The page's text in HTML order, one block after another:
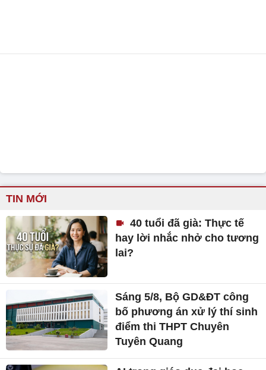
TIN MỚI
40 tuổi đã già: Thực tế
hay lời nhắc nhở cho tương
lai?
Sáng 5/8, Bộ GD&ĐT công
bố phương án xử lý thí sinh
điểm thi THPT Chuyên
Tuyên Quang